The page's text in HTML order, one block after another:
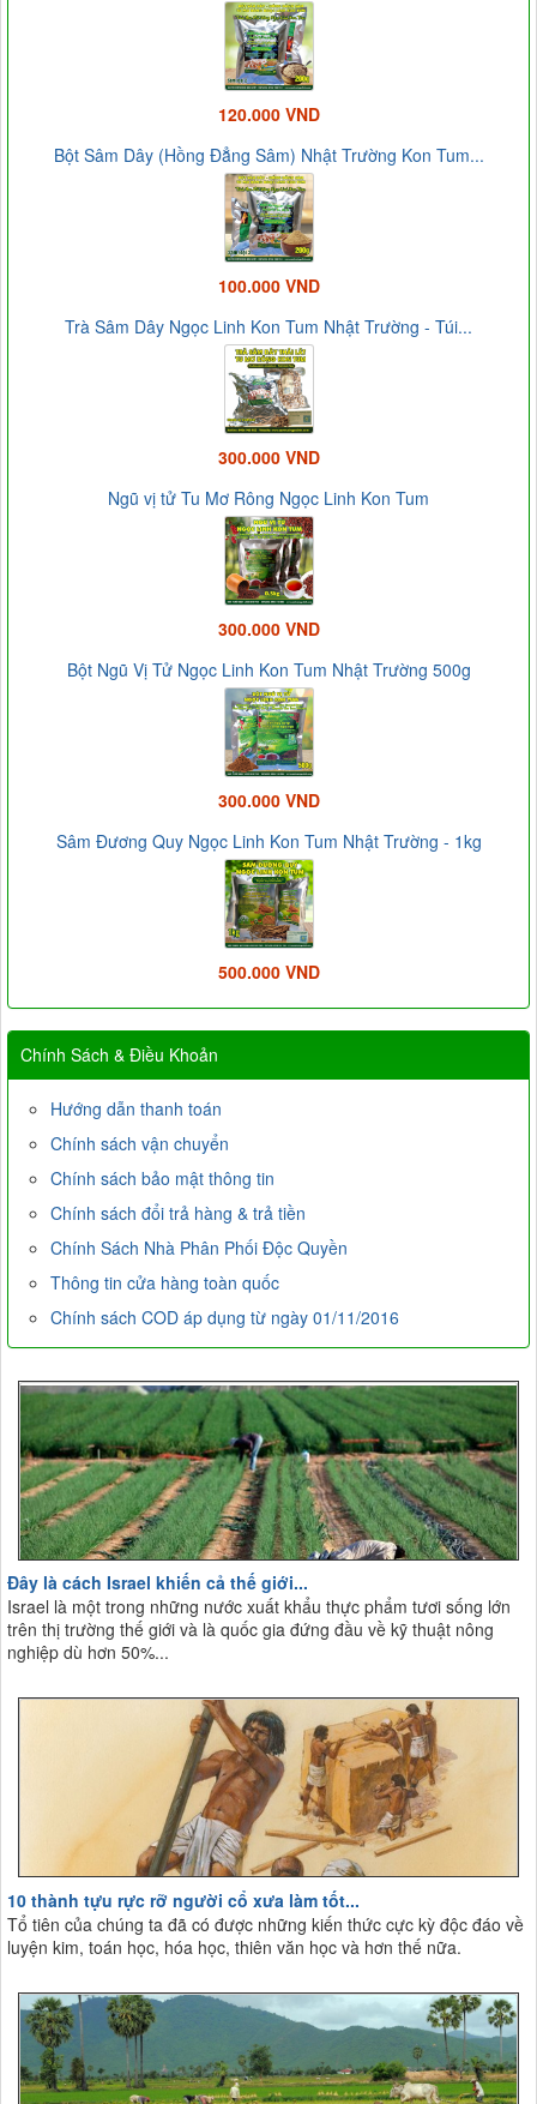
120.000 VND
Bột Sâm Dây (Hồng Đẳng Sâm) Nhật Trường Kon Tum...
100.000 VND
Trà Sâm Dây Ngọc Linh Kon Tum Nhật Trường - Túi...
300.000 VND
Ngũ vị tử Tu Mơ Rông Ngọc Linh Kon Tum
300.000 VND
Bột Ngũ Vị Tử Ngọc Linh Kon Tum Nhật Trường 500g
300.000 VND
Sâm Đương Quy Ngọc Linh Kon Tum Nhật Trường - 1kg
500.000 VND
Chính Sách & Điều Khoản
Hướng dẫn thanh toán
Chính sách vận chuyển
Chính sách bảo mật thông tin
Chính sách đổi trả hàng & trả tiền
Chính Sách Nhà Phân Phối Độc Quyền
Thông tin cửa hàng toàn quốc
Chính sách COD áp dụng từ ngày 01/11/2016
Đây là cách Israel khiến cả thế giới...
Israel là một trong những nước xuất khẩu thực phẩm tươi sống lớn
trên thị trường thế giới và là quốc gia đứng đầu về kỹ thuật nông
nghiệp dù hơn 50%...
10 thành tựu rực rỡ người cổ xưa làm tốt...
Tổ tiên của chúng ta đã có được những kiến thức cực kỳ độc đáo về
luyện kim, toán học, hóa học, thiên văn học và hơn thế nữa.